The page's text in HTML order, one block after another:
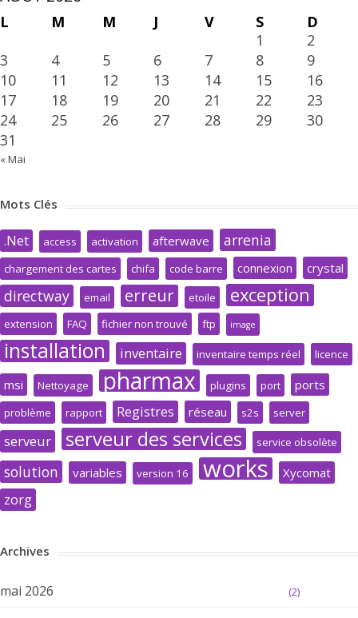
L M M J V S
D
1
2
3
4 5 6 7 8
9
10
11 12 13 14 15
16
17
18 19 20 21 22
23
24
25 26 27 28 29
30
31
« Mai
Mots Clés
.Net access activation afterwave arrenia
chargement des cartes chifa code barre connexion crystal
directway email erreur etoile exception
extension FAQ fichier non trouvé ftp image
installation inventaire inventaire temps réel licence
msi Nettoyage pharmax plugins port ports
problème rapport Registres réseau s2s server
serveur serveur des services service obsolète
solution variables version 16 works Xycomat
zorg
Archives
mai 2026 (2)